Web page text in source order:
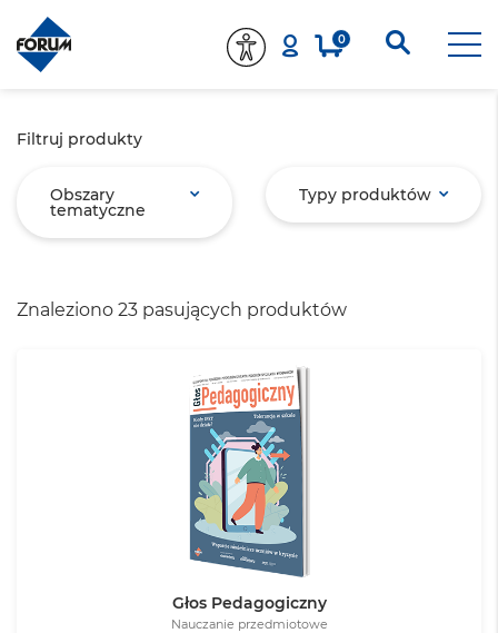
0
Filtruj produkty
Obszary
tematyczne
Typy produktów
Znaleziono 23 pasujących produktów
Głos Pedagogiczny
Nauczanie przedmiotowe